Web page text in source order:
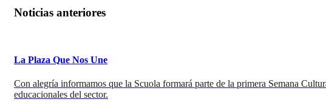
Noticias anteriores
La Plaza Que Nos Une
Con alegría informamos que la Scuola formará parte de la primera Semana
educacionales del sector.